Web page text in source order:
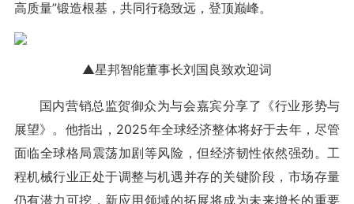
高质量”锻造根基，共同行稳致远，登顶巅峰。
▲星邦智能董事长刘国良致欢迎词
国内营销总监贺御众为与会嘉宾分享了《行业形势与
展望》。他指出，2025年全球经济整体将好于去年，尽管
面临全球格局震荡加剧等风险，但经济韧性依然强劲。工
程机械行业正处于调整与机遇并存的关键阶段，市场存量
仍有潜力可挖，新应用领域的拓展将成为未来增长的重要